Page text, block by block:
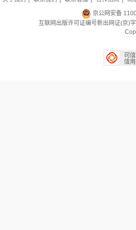
京公网安备
互联网出版许可证编号新出网证(京)